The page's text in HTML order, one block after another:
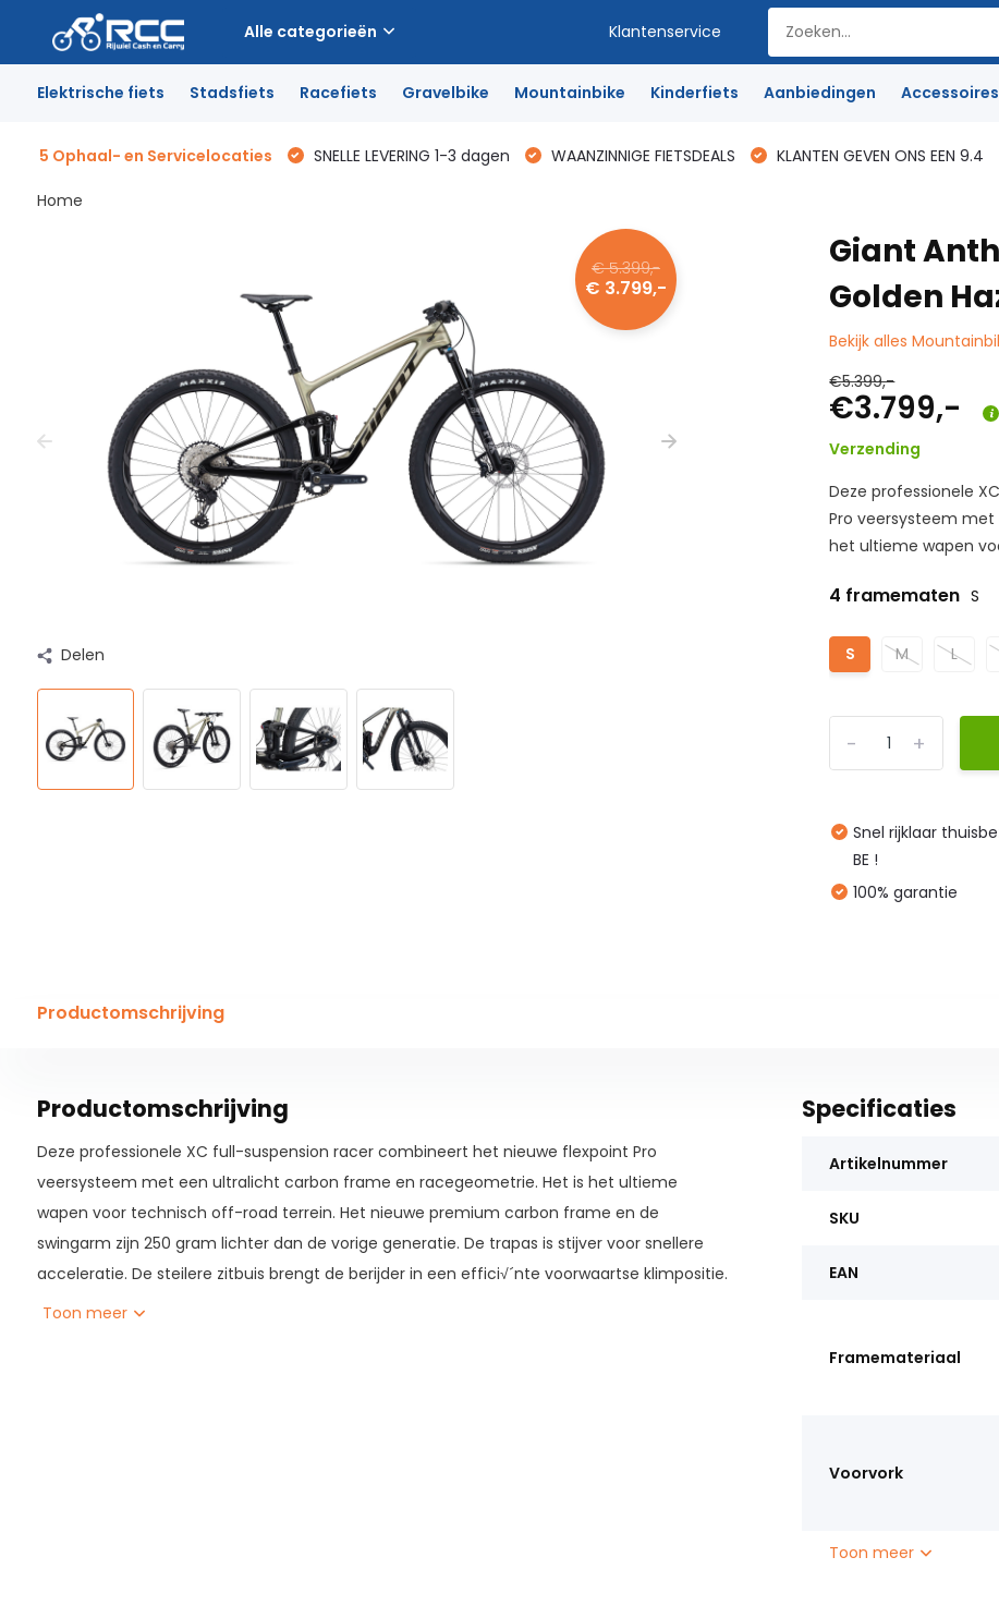
Alle categorieën Klantenservice
Elektrische fiets Stadsfiets Racefiets Gravelbike Mountainbike Kinderfiets Aanbiedingen Accessoires
5 Ophaal- en Servicelocaties SNELLE LEVERING 1-3 dagen WAANZINNIGE FIETSDEALS KLANTEN GEVEN ONS EEN 9.4
Home
€ 5.399,-
€ 3.799,-
Delen
Giant
Golden
Bekijk alles
€5.399,-
€3.799,-
Verzending
Deze professionele
Pro veersysteem
het ultieme wapen
4 framematen S
S M L
+
-
Snel rijklaar
BE !
100% garantie
Productomschrijving
Productomschrijving
Deze professionele XC full-suspension racer combineert het nieuwe flexpoint Pro
veersysteem met een ultralicht carbon frame en racegeometrie. Het is het ultieme
wapen voor technisch off-road terrein. Het nieuwe premium carbon frame en de
swingarm zijn 250 gram lichter dan de vorige generatie. De trapas is stijver voor snellere
acceleratie. De steilere zitbuis brengt de berijder in een effici√´nte voorwaartse klimpositie.
Het geheel nieuwe FlexPoint Pro-ophangsysteem zorgt voor een soepele, actieve 100 mm
Toon meer
Specificaties
Artikelnummer
SKU
EAN
Framemateriaal
Voorvork
Toon meer